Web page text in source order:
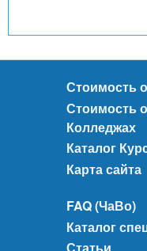
Стоимость
Стоимость
Колледжах
Каталог
Карта сайта
FAQ (ЧаВо)
Каталог